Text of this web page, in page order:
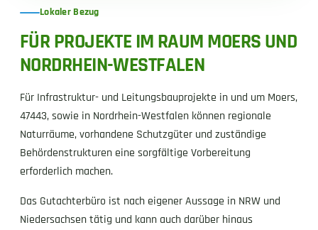
Lokaler Bezug
FÜR PROJEKTE IM RAUM MOERS UND
NORDRHEIN-WESTFALEN
Für Infrastruktur- und Leitungsbauprojekte in und um Moers,
47443, sowie in Nordrhein-Westfalen können regionale
Naturräume, vorhandene Schutzgüter und zuständige
Behördenstrukturen eine sorgfältige Vorbereitung
erforderlich machen.
Das Gutachterbüro ist nach eigener Aussage in NRW und
Niedersachsen tätig und kann auch darüber hinaus